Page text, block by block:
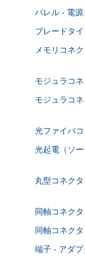
バレル - 電源
ブレードタ
メモリコネ
モジュラコ
モジュラコ
光ファイバコ
光起電（ソ
丸型コネク
同軸コネクタ
同軸コネク
端子 - アダプ